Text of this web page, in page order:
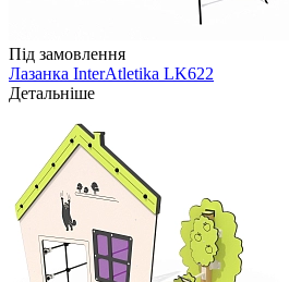
Під замовлення
Лазанка InterAtletika LK622
Детальніше